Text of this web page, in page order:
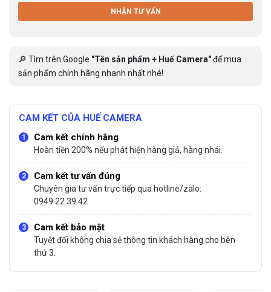
NHẬN TƯ VẤN
🔎 Tìm trên Google "Tên sản phẩm + Huế Camera"để mua
sản phẩm chính hãng nhanh nhất nhé!
CAM KẾT CỦA HUẾ CAMERA
Cam kết chính hãng
Hoàn tiền 200% nếu phát hiện hàng giả, hàng nhái.
Cam kết tư vấn đúng
Chuyên gia tư vấn trực tiếp qua hotline/zalo:
0949.22.39.42
Cam kết bảo mật
Tuyệt đối không chia sẻ thông tin khách hàng cho bên
thứ 3.